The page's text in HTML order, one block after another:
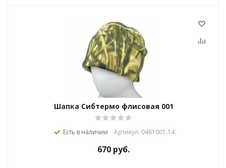
Шапка Сибтермо флисовая 001
Есть в наличии Артикул: 0461001.14
670 руб.